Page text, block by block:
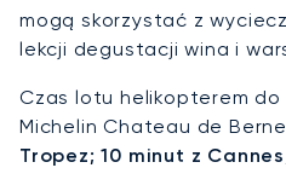
mogą skorzystać z
lekcji degustacji wina i
Czas lotu helikopterem
Michelin Chateau de
Tropez; 10 minut z